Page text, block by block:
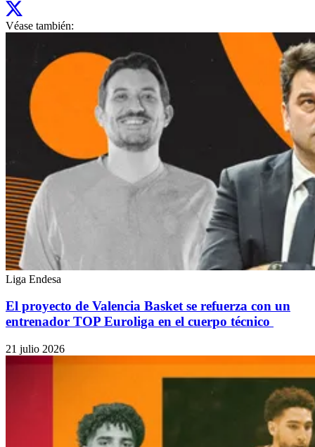
Véase también:
Liga Endesa
El proyecto de Valencia Basket se refuerza con un
entrenador TOP Euroliga en el cuerpo técnico
21 julio 2026